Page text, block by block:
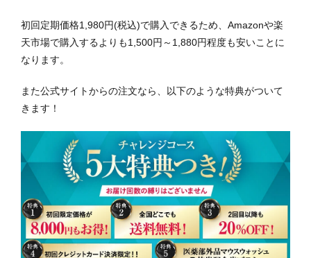
初回定期価格1,980円(税込)で購入できるため、Amazonや楽
天市場で購入するよりも1,500円～1,880円程度も安いことに
なります。
また公式サイトからの注文なら、以下のような特典がついて
きます！